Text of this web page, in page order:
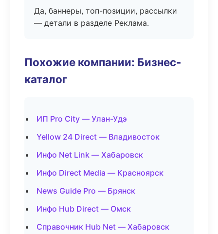
Да, баннеры, топ-позиции, рассылки
— детали в разделе Реклама.
Похожие компании: Бизнес-
каталог
ИП Pro City — Улан-Удэ
Yellow 24 Direct — Владивосток
Инфо Net Link — Хабаровск
Инфо Direct Media — Красноярск
News Guide Pro — Брянск
Инфо Hub Direct — Омск
Справочник Hub Net — Хабаровск